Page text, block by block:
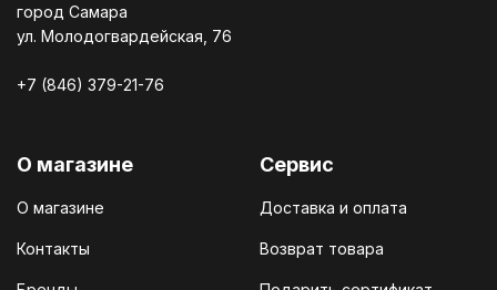
город Самара
ул. Молодогвардейская, 76
+7 (846) 379-21-76
О магазине
О магазине
Контакты
Сервис
Доставка и оплата
Возврат товара